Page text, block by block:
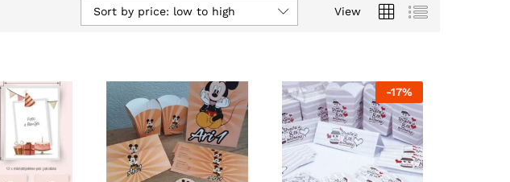
View
Sort by price: low to high
-17%